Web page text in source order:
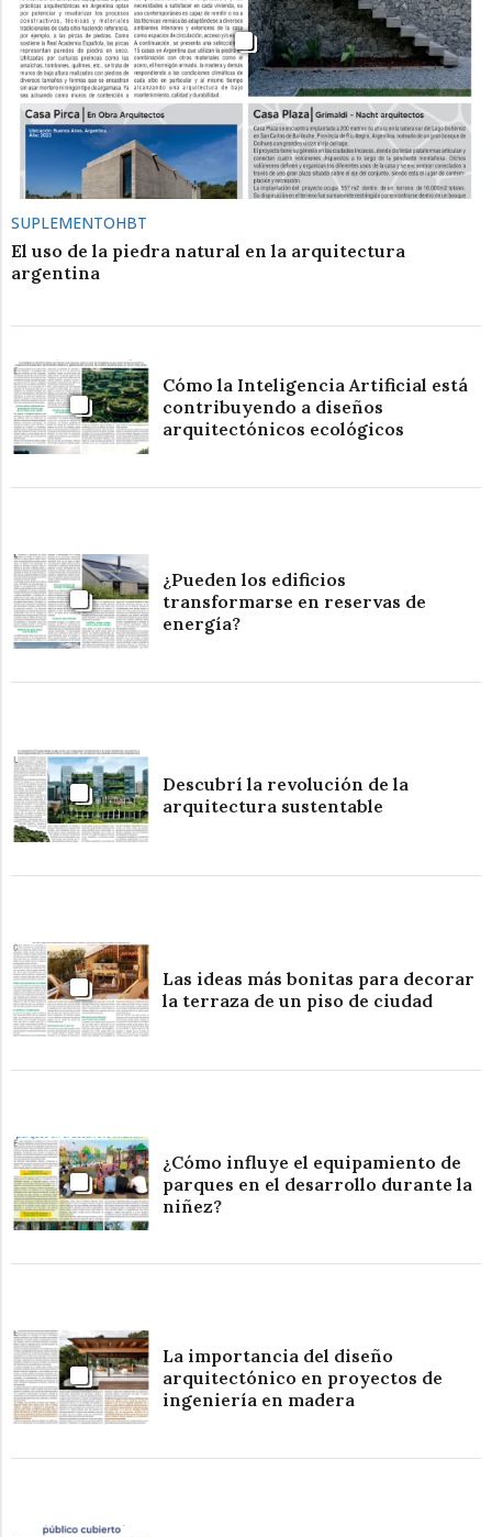
SUPLEMENTOHBT
El uso de la piedra natural en la arquitectura
argentina
Cómo la Inteligencia Artificial está
contribuyendo a diseños
arquitectónicos ecológicos
¿Pueden los edificios
transformarse en reservas de
energía?
Descubrí la revolución de la
arquitectura sustentable
Las ideas más bonitas para decorar
la terraza de un piso de ciudad
¿Cómo influye el equipamiento de
parques en el desarrollo durante la
niñez?
La importancia del diseño
arquitectónico en proyectos de
ingeniería en madera